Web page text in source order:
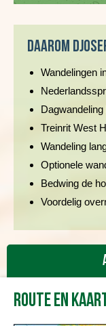
Daarom
Wandelingen
Treinrit West
Wandeling
Optionele
Bedwing de
Voordelig
Route en